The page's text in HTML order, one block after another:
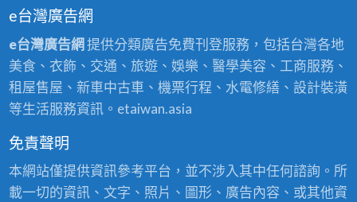
e台灣廣告網
e台灣廣告網提供分類廣告免費刊登服務，包括台灣各地
美食、衣飾、交通、旅遊、娛樂、醫學美容、工商服務、
租屋售屋、新車中古車、機票行程、水電修繕、設計裝潢
等生活服務資訊。etaiwan.asia
免責聲明
本網站僅提供資訊參考平台，並不涉入其中任何諮詢。所
載一切的資訊、文字、照片、圖形、廣告內容、或其他資